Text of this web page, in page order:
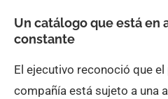
Un catálogo que está en
constante
El ejecutivo reconoció que
compañía está sujeto a una